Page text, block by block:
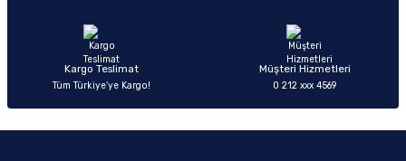
Kargo Teslimat
Tüm Türkiye’ye Kargo!
Müşteri Hizmetleri
0 212 xxx 4569